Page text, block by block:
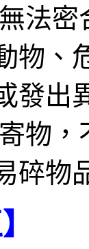
法密
物、
發出
物，
碎物